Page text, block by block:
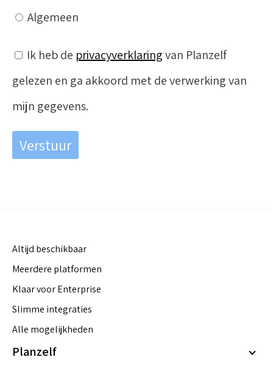
Algemeen
Ik heb de privacyverklaringvan Planzelf
gelezen en ga akkoord met de verwerking van
mijn gegevens.
Altijd beschikbaar
Meerdere platformen
Klaar voor Enterprise
Slimme integraties
Alle mogelijkheden
Planzelf